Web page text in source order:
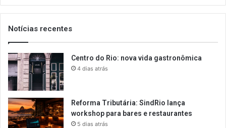
email
Notícias recentes
Centro do Rio: nova vida gastronômica
4 dias atrás
Reforma Tributária: SindRio lança
workshop para bares e restaurantes
5 dias atrás